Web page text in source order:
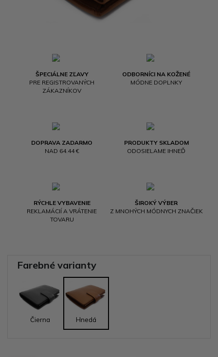
ŠPECIÁLNE ZĽAVY
PRE REGISTROVANÝCH
ZÁKAZNÍKOV
ODBORNÍCI NA KOŽENÉ
MÓDNE DOPLNKY
DOPRAVA ZADARMO
NAD 64.44 €
PRODUKTY SKLADOM
ODOSIELAME IHNEĎ
RÝCHLE VYBAVENIE
REKLAMÁCIÍ A VRÁTENIE
TOVARU
ŠIROKÝ VÝBER
Z MNOHÝCH MÓDNYCH ZNAČIEK
Farebné varianty
Čierna Hnedá